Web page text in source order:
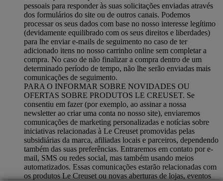
pessoais para responder às suas solicitações enviadas através
dos formulários do site ou de outros canais. Podemos
processar os seus dados com base no nosso interesse legítimo
(devidamente equilibrado com os seus direitos e liberdades)
para lhe enviar e-mails de seguimento no caso de ter
adicionado itens no nosso carrinho online sem completar a
compra. No caso de não finalizar a compra dentro de um
determinado período de tempo, não lhe serão enviadas mais
comunicações de seguimento.
PARA O INFORMAR SOBRE NOVIDADES OU
OFERTAS SOBRE PRODUTOS LE CREUSET. Se
consentiu em fazer (por exemplo, ao assinar a nossa
newsletter ao criar uma conta no nosso site), enviaremos
comunicações de marketing personalizadas e notícias sobre
iniciativas relacionadas à Le Creuset promovidas pelas
subsidiárias da marca, afiliadas locais e parceiros, dependendo
também das suas preferências. Entraremos em contato por e-
mail, SMS ou redes social, mas também usando meios
automatizados. Essas comunicações estarão relacionadas com
os produtos Le Creuset ou novas aberturas de lojas, eventos